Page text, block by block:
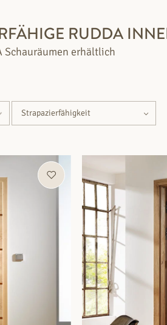
RUDDA
Schauräumen erhältlich